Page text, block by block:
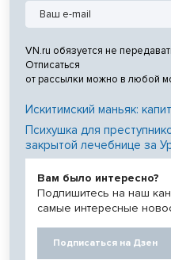
VN.ru обязуется не
Отписаться
от рассылки можно в любой
Искитимский маньяк:
Психушка для
закрытой лечебнице за
Вам было интересно?
Подпишитесь на наш
самые интересные
Подписаться на Дзен